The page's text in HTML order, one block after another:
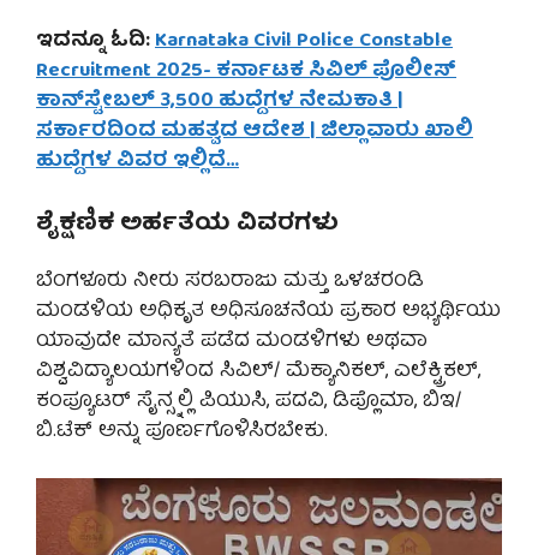
ಇದನ್ನೂ ಓದಿ:Karnataka Civil Police Constable
Recruitment 2025- ಕರ್ನಾಟಕ ಸಿವಿಲ್ ಪೊಲೀಸ್
ಕಾನ್‌ಸ್ಟೇಬಲ್ 3,500 ಹುದ್ದೆಗಳ ನೇಮಕಾತಿ |
ಸರ್ಕಾರದಿಂದ ಮಹತ್ವದ ಆದೇಶ | ಜಿಲ್ಲಾವಾರು ಖಾಲಿ
ಹುದ್ದೆಗಳ ವಿವರ ಇಲ್ಲಿದೆ…
ಶೈಕ್ಷಣಿಕ ಅರ್ಹತೆಯ ವಿವರಗಳು
ಬೆಂಗಳೂರು ನೀರು ಸರಬರಾಜು ಮತ್ತು ಒಳಚರಂಡಿ
ಮಂಡಳಿಯ ಅಧಿಕೃತ ಅಧಿಸೂಚನೆಯ ಪ್ರಕಾರ ಅಭ್ಯರ್ಥಿಯು
ಯಾವುದೇ ಮಾನ್ಯತೆ ಪಡೆದ ಮಂಡಳಿಗಳು ಅಥವಾ
ವಿಶ್ವವಿದ್ಯಾಲಯಗಳಿಂದ ಸಿವಿಲ್/ ಮೆಕ್ಯಾನಿಕಲ್, ಎಲೆಕ್ಟ್ರಿಕಲ್,
ಕಂಪ್ಯೂಟರ್ ಸೈನ್ಸ್ನಲ್ಲಿ ಪಿಯುಸಿ, ಪದವಿ, ಡಿಪ್ಲೊಮಾ, ಬಿಇ/
ಬಿ.ಟೆಕ್ ಅನ್ನು ಪೂರ್ಣಗೊಳಿಸಿರಬೇಕು.